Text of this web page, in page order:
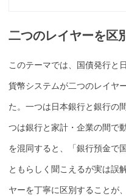
二つのレイヤーを区
このテーマでは、 国債発行と
貨幣システムが二つのレイヤ
た。一つは日本銀行と銀行の
つは銀行と家計・企業の間で
を混同すると、「銀行預金で
ともらしく聞こえるが実は誤
ヤーを丁寧に区別することが、